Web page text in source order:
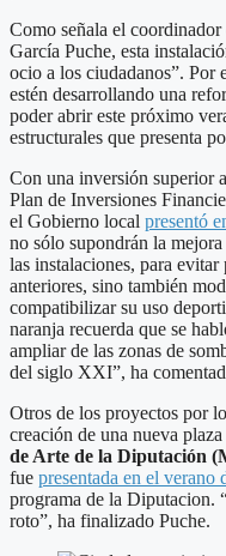
Como señala el
García Puche, esta
ocio a los ciudadanos”. Por
estén desarrollando una
poder abrir este próximo
estructurales que presenta
Con una inversión superior
Plan de Inversiones
el Gobierno local presentó
no sólo supondrán la
las instalaciones, para
anteriores, sino también
compatibilizar su uso
naranja recuerda que se
ampliar de las zonas de
del siglo XXI”, ha
Otros de los proyectos por
creación de una nueva
de Arte de la Diputación
fue presentada en el verano
programa de la Diputacion.
roto”, ha finalizado Puche.